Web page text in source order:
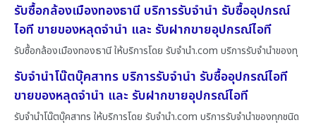
รับซื้อกล้องเมืองทองธานี บริการรับจำนำ รับซื้ออุปกรณ์
ไอที ขายของหลุดจำนำ และ รับฝากขายอุปกรณ์ไอที
รับซื้อกล้องเมืองทองธานี ให้บริการโดย รับจํานํา.com บริการรับจำนำของทุ
รับจำนำโน๊ตบุ๊คสาทร บริการรับจำนำ รับซื้ออุปกรณ์ไอที
ขายของหลุดจำนำ และ รับฝากขายอุปกรณ์ไอที
รับจำนำโน๊ตบุ๊คสาทร ให้บริการโดย รับจํานํา.com บริการรับจำนำของทุกชนิด